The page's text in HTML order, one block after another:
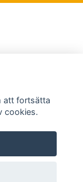
att fortsätta
cookies.